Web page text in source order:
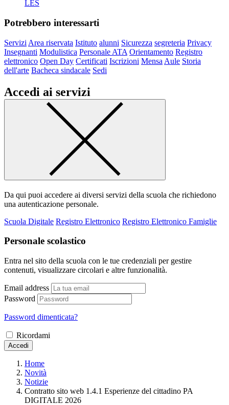
LES
Potrebbero interessarti
Servizi Area riservata Istituto alunni Sicurezza segreteria Privacy
Insegnanti Modulistica Personale ATA Orientamento Registro
elettronico Open Day Certificati Iscrizioni Mensa Aule Storia
dell'arte Bacheca sindacale Sedi
Accedi ai servizi
Da qui puoi accedere ai diversi servizi della scuola che richiedono
una autenticazione personale.
Scuola Digitale Registro Elettronico Registro Elettronico Famiglie
Personale scolastico
Entra nel sito della scuola con le tue credenziali per gestire
contenuti, visualizzare circolari e altre funzionalità.
Email address
Password
Password dimenticata?
Ricordami
Accedi
Home
Novità
Notizie
Contratto sito web 1.4.1 Esperienze del cittadino PA
DIGITALE 2026